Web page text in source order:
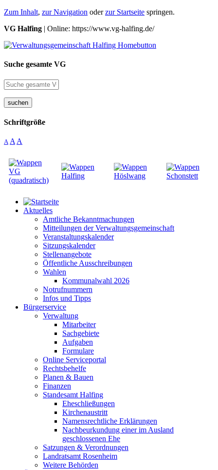
Zum Inhalt, zur Navigation oderzur Startseite springen.
VG Halfing | Online: https://www.vg-halfing.de/
Suche gesamte VG
suchen
Schriftgröße
A A A
Aktuelles
Amtliche Bekanntmachungen
Mitteilungen der Verwaltungsgemeinschaft
Veranstaltungskalender
Sitzungskalender
Stellenangebote
Öffentliche Ausschreibungen
Wahlen
Kommunalwahl 2026
Notrufnummern
Infos und Tipps
Bürgerservice
Verwaltung
Mitarbeiter
Sachgebiete
Aufgaben
Formulare
Online Serviceportal
Rechtsbehelfe
Planen & Bauen
Finanzen
Standesamt Halfing
Eheschließungen
Kirchenaustritt
Namensrechtliche Erklärungen
Nachbeurkundung einer im Ausland
geschlossenen Ehe
Satzungen & Verordnungen
Landratsamt Rosenheim
Weitere Behörden